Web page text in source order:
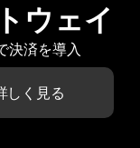
ウェイ
決済を導入
しく見る